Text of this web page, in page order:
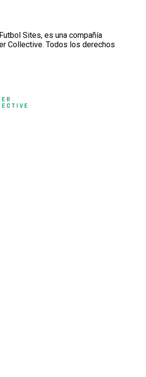
Sites, es una compañía
Collective. Todos los derechos